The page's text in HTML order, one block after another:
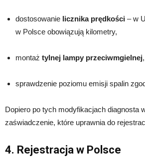
dostosowanie licznika prędkości – w
w Polsce obowiązują kilometry,
montaż tylnej lampy przeciwmgielnej,
sprawdzenie poziomu emisji spalin
Dopiero po tych modyfikacjach diagnosta
zaświadczenie, które uprawnia do
4. Rejestracja w Polsce